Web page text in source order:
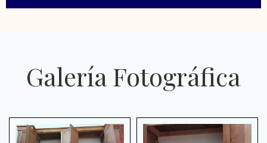
Galería Fotográfica